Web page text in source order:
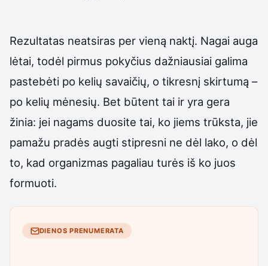
Rezultatas neatsiras per vieną naktį. Nagai auga
lėtai, todėl pirmus pokyčius dažniausiai galima
pastebėti po kelių savaičių, o tikresnį skirtumą –
po kelių mėnesių. Bet būtent tai ir yra gera
žinia: jei nagams duosite tai, ko jiems trūksta, jie
pamažu pradės augti stipresni ne dėl lako, o dėl
to, kad organizmas pagaliau turės iš ko juos
formuoti.
DIENOS PRENUMERATA